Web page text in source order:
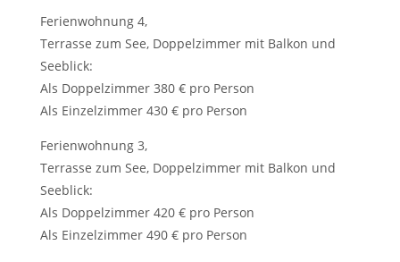
Ferienwohnung 4,
Terrasse zum See, Doppelzimmer mit Balkon und
Seeblick:
Als Doppelzimmer 380 € pro Person
Als Einzelzimmer 430 € pro Person
Ferienwohnung 3,
Terrasse zum See, Doppelzimmer mit Balkon und
Seeblick:
Als Doppelzimmer 420 € pro Person
Als Einzelzimmer 490 € pro Person